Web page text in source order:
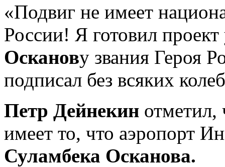
«Подвиг не имеет
России! Я готовил
Осканову звания Героя
подписал без всяких
Петр Дейнекин отметил,
имеет то, что аэропорт
Суламбека Осканова.